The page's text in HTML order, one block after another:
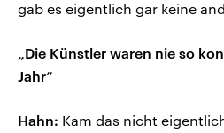
gab es eigentlich gar keine
„Die Künstler waren nie so
Jahr“
Hahn: Kam das nicht